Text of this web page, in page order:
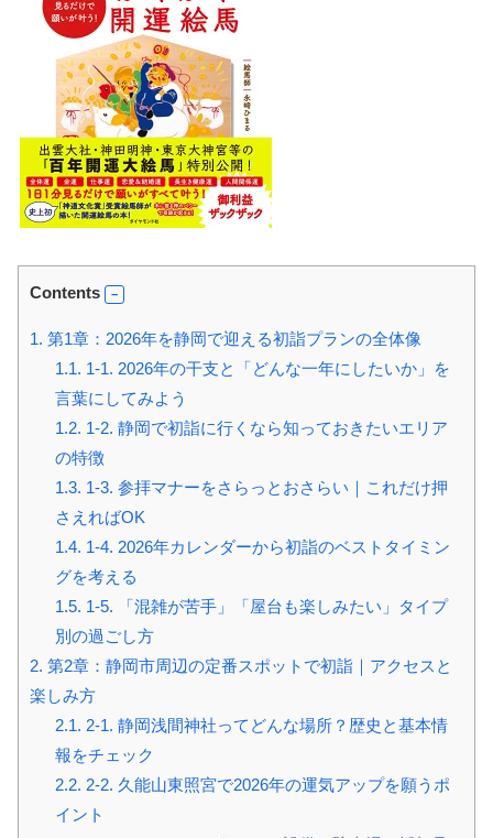
Contents
1. 第1章：2026年を静岡で迎える初詣プランの全体像
1.1. 1-1. 2026年の干支と「どんな一年にしたいか」を
言葉にしてみよう
1.2. 1-2. 静岡で初詣に行くなら知っておきたいエリア
の特徴
1.3. 1-3. 参拝マナーをさらっとおさらい｜これだけ押
さえればOK
1.4. 1-4. 2026年カレンダーから初詣のベストタイミン
グを考える
1.5. 1-5. 「混雑が苦手」「屋台も楽しみたい」タイプ
別の過ごし方
2. 第2章：静岡市周辺の定番スポットで初詣｜アクセスと
楽しみ方
2.1. 2-1. 静岡浅間神社ってどんな場所？歴史と基本情
報をチェック
2.2. 2-2. 久能山東照宮で2026年の運気アップを願うポ
イント